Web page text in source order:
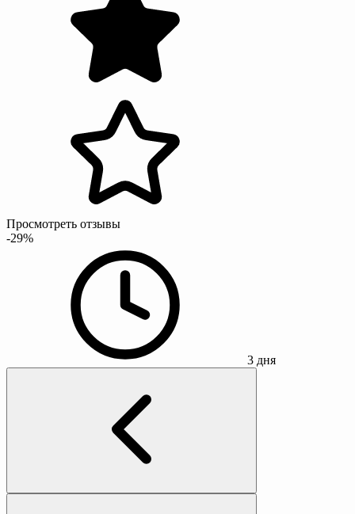
Просмотреть отзывы
-29%
3 дня